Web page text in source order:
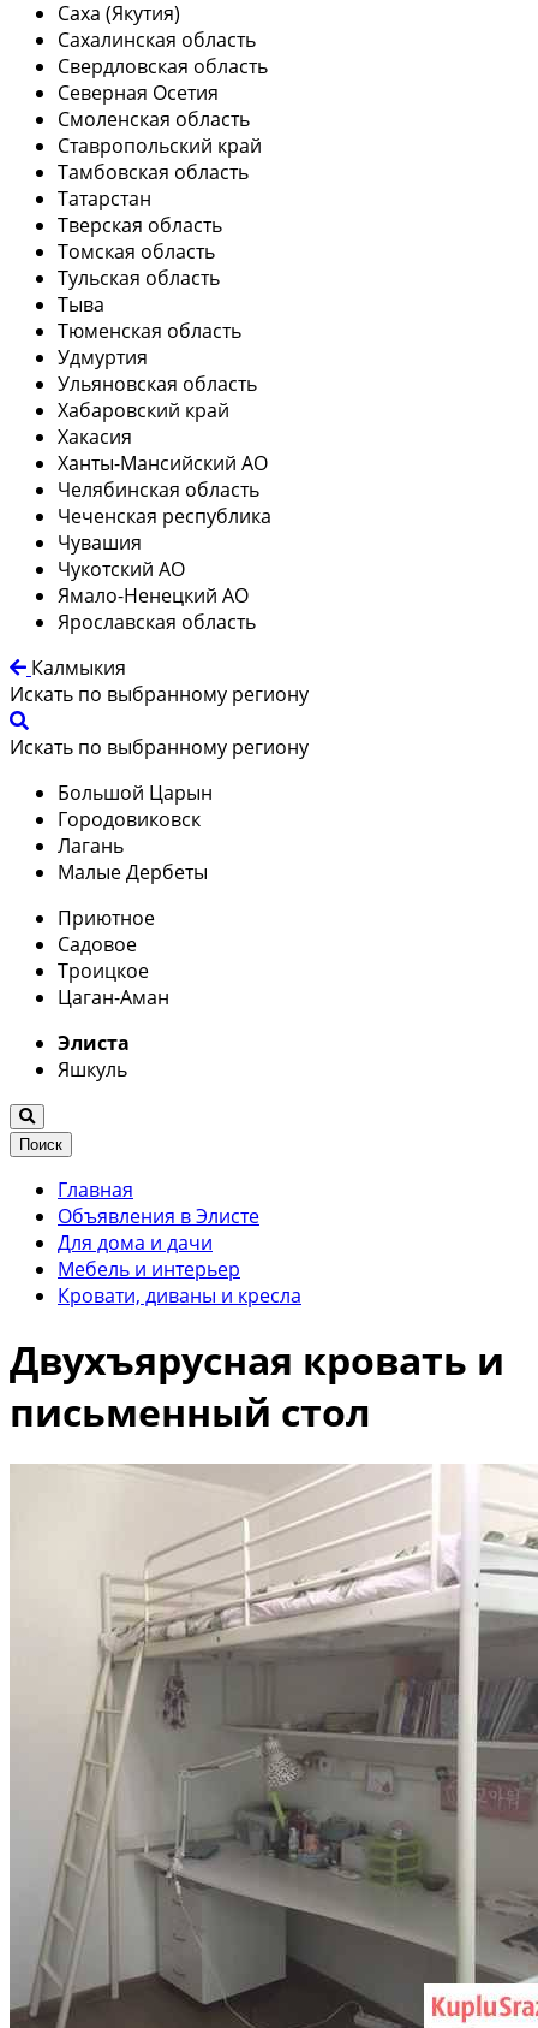
Саха (Якутия)
Сахалинская область
Свердловская область
Северная Осетия
Смоленская область
Ставропольский край
Тамбовская область
Татарстан
Тверская область
Томская область
Тульская область
Тыва
Тюменская область
Удмуртия
Ульяновская область
Хабаровский край
Хакасия
Ханты-Мансийский АО
Челябинская область
Чеченская республика
Чувашия
Чукотский АО
Ямало-Ненецкий АО
Ярославская область
Калмыкия
Искать по выбранному региону
Искать по выбранному региону
Большой Царын
Городовиковск
Лагань
Малые Дербеты
Приютное
Садовое
Троицкое
Цаган-Аман
Элиста
Яшкуль
Поиск
Главная
Объявления в Элисте
Для дома и дачи
Мебель и интерьер
Кровати, диваны и кресла
Двухъярусная кровать и
письменный стол